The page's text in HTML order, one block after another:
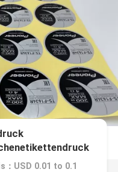
：USD 0.01 to 0.1